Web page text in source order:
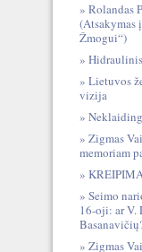
Rolandas
(Atsakymas
Žmogui“)
Lietuvos
vizija
Zigmas
memoriam
Seimo
16-oji: ar V.
Zigmas